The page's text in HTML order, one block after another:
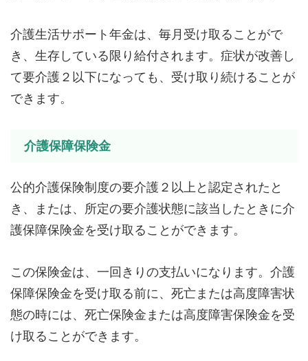
介護生活サポート年金は、毎月受け取ることがで
き、生存している限り給付されます。症状が改善し
て要介護２以下になっても、受け取り続けることが
できます。
介護保障保険金
公的介護保険制度の要介護２以上と認定されたと
き、または、所定の要介護状態に該当したときに介
護保障保険金を受け取ることができます。
この保険金は、一回きりの支払いになります。介護
保障保険金を受け取る前に、死亡または高度障害状
態の時には、死亡保険金または高度障害保険金を受
け取ることができます。